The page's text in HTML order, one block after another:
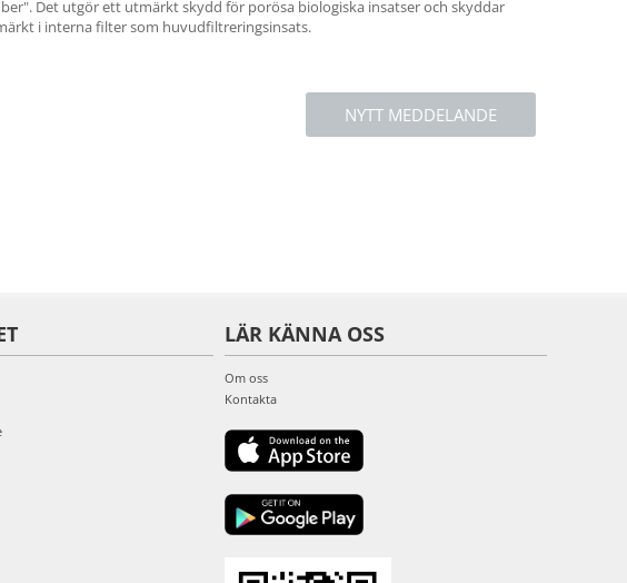
Det utgör ett utmärkt skydd för porösa biologiska insatser och skyddar
i interna filter som huvudfiltreringsinsats.
NYTT MEDDELANDE
LÄR KÄNNA OSS
Om oss
Kontakta